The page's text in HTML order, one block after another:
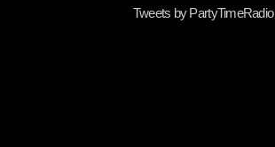
Tweets by PartyTimeRadio